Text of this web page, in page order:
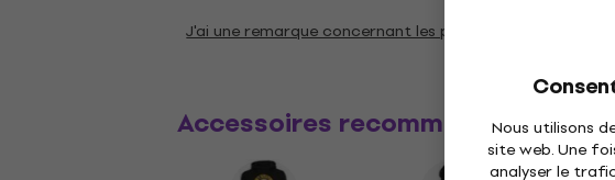
Nous utilisons
site web. Une
analyser le
J'ai une remarque concernant les paramètres
Accessoires recommandés